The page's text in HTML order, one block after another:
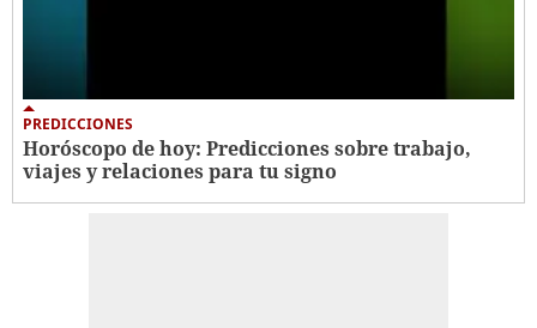
PREDICCIONES
Horóscopo de hoy: Predicciones sobre trabajo,
viajes y relaciones para tu signo